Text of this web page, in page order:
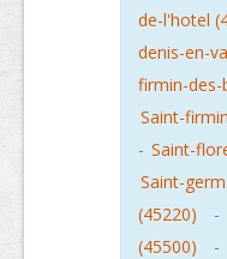
de-l'hotel
denis-en-
firmin-des-
Saint-
- Saint-
Saint-
(45220)
-
(45500)
-